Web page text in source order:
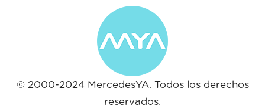
© 2000-2024 MercedesYA. Todos los derechos
reservados.